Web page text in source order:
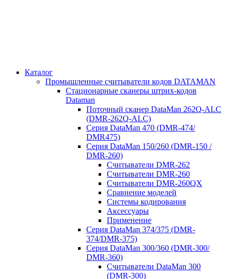
Каталог
Промышленные считыватели кодов DATAMAN
Стационарные сканеры штрих-кодов
Dataman
Поточный сканер DataMan 262Q-ALC
(DMR-262Q-ALC)
Серия DataMan 470 (DMR-474/
DMR475)
Cерия DataMan 150/260 (DMR-150 /
DMR-260)
Считыватели DMR-262
Считыватели DMR-260
Считыватели DMR-260QX
Сравнение моделей
Системы кодирования
Аксессуары
Применение
Серия DataMan 374/375 (DMR-
374/DMR-375)
Серия DataMan 300/360 (DMR-300/
DMR-360)
Считыватели DataMan 300
(DMR-300)